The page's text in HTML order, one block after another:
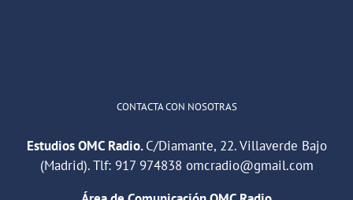
CONTACTA CON NOSOTRAS
Estudios OMC Radio.C/Diamante, 22. Villaverde Bajo
(Madrid). Tlf: 917 974838 omcradio@gmail.com